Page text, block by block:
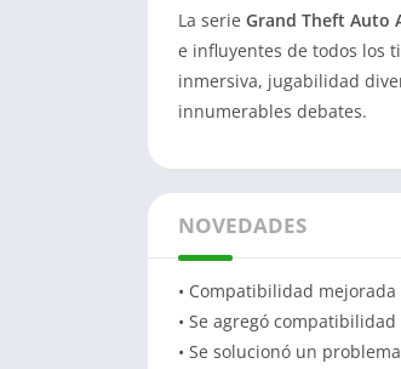
La serie Grand Theft Auto
e influyentes de todos los
inmersiva, jugabilidad
innumerables debates.
NOVEDADES
• Compatibilidad
• Se agregó
• Se solucionó un